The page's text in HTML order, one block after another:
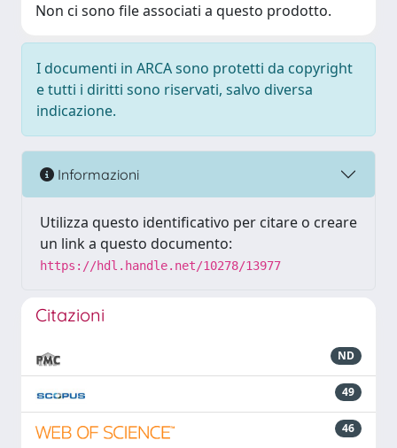
Non ci sono file associati a questo prodotto.
I documenti in ARCA sono protetti da copyright
e tutti i diritti sono riservati, salvo diversa
indicazione.
Informazioni
Utilizza questo identificativo per citare o creare
un link a questo documento:
https://hdl.handle.net/10278/13977
Citazioni
ND
49
46